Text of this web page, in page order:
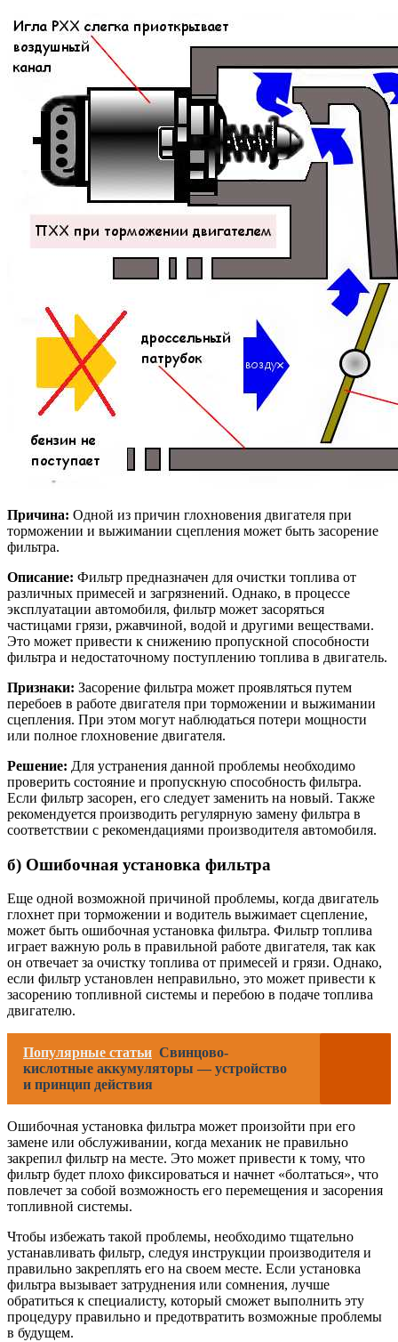
Причина: Одной из причин глохновения двигателя при
торможении и выжимании сцепления может быть засорение
фильтра.
Описание: Фильтр предназначен для очистки топлива от
различных примесей и загрязнений. Однако, в процессе
эксплуатации автомобиля, фильтр может засоряться
частицами грязи, ржавчиной, водой и другими веществами.
Это может привести к снижению пропускной способности
фильтра и недостаточному поступлению топлива в двигатель.
Признаки: Засорение фильтра может проявляться путем
перебоев в работе двигателя при торможении и выжимании
сцепления. При этом могут наблюдаться потери мощности
или полное глохновение двигателя.
Решение: Для устранения данной проблемы необходимо
проверить состояние и пропускную способность фильтра.
Если фильтр засорен, его следует заменить на новый. Также
рекомендуется производить регулярную замену фильтра в
соответствии с рекомендациями производителя автомобиля.
б) Ошибочная установка фильтра
Еще одной возможной причиной проблемы, когда двигатель
глохнет при торможении и водитель выжимает сцепление,
может быть ошибочная установка фильтра. Фильтр топлива
играет важную роль в правильной работе двигателя, так как
он отвечает за очистку топлива от примесей и грязи. Однако,
если фильтр установлен неправильно, это может привести к
засорению топливной системы и перебою в подаче топлива
двигателю.
Популярные статьи Свинцово-
кислотные аккумуляторы — устройство
и принцип действия
Ошибочная установка фильтра может произойти при его
замене или обслуживании, когда механик не правильно
закрепил фильтр на месте. Это может привести к тому, что
фильтр будет плохо фиксироваться и начнет «болтаться», что
повлечет за собой возможность его перемещения и засорения
топливной системы.
Чтобы избежать такой проблемы, необходимо тщательно
устанавливать фильтр, следуя инструкции производителя и
правильно закреплять его на своем месте. Если установка
фильтра вызывает затруднения или сомнения, лучше
обратиться к специалисту, который сможет выполнить эту
процедуру правильно и предотвратить возможные проблемы
в будущем.